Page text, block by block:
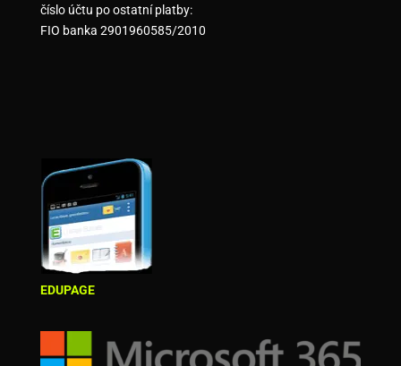
číslo účtu po ostatní platby:
FIO banka 2901960585/2010
EDUPAGE